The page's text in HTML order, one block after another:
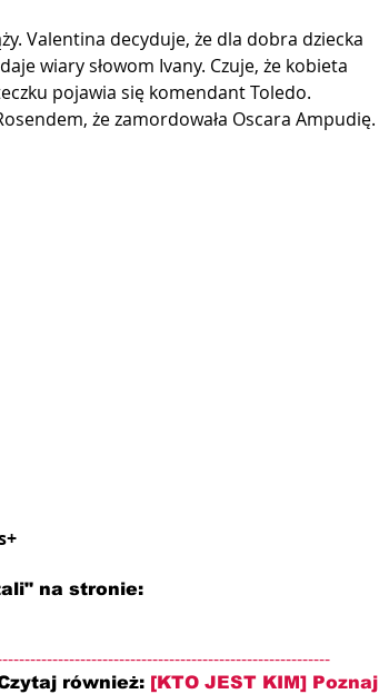
Valentina decyduje, że dla dobra dziecka
wiary słowom Ivany. Czuje, że kobieta
pojawia się komendant Toledo.
że zamordowała Oscara Ampudię.
na stronie:
również: [KTO JEST KIM] Poznaj